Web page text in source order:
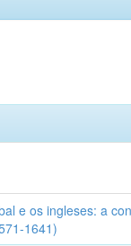
e os ingleses: a
1641)